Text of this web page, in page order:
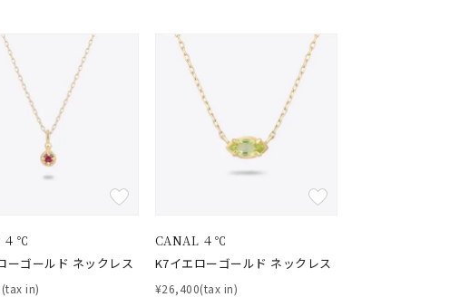
キーワードで検索する
ス
４℃
ーゴールド ネックレス
in)
CANAL ４℃
K7イエローゴールド ネックレス
¥26,400(tax in)